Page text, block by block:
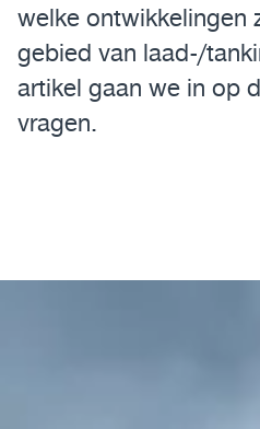
welke ontwikkelingen
gebied van laad-/
artikel gaan we in op
vragen.